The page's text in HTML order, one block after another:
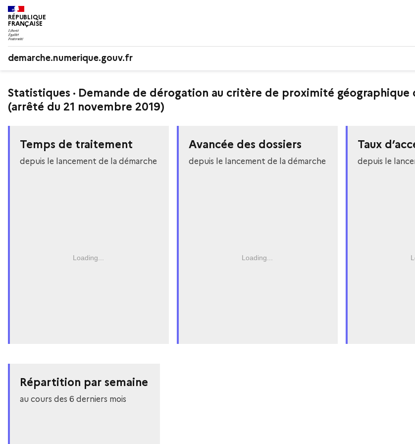
RÉPUBLIQUE
FRANÇAISE
demarche.numerique.gouv.fr
Statistiques · Demande de dérogation au critère de proximité
(arrêté du 21 novembre 2019)
Temps de traitement
depuis le lancement de la démarche
Loading...
Avancée des dossiers
depuis le lancement de la démarche
Loading...
Taux
depuis le
Répartition par semaine
au cours des 6 derniers mois